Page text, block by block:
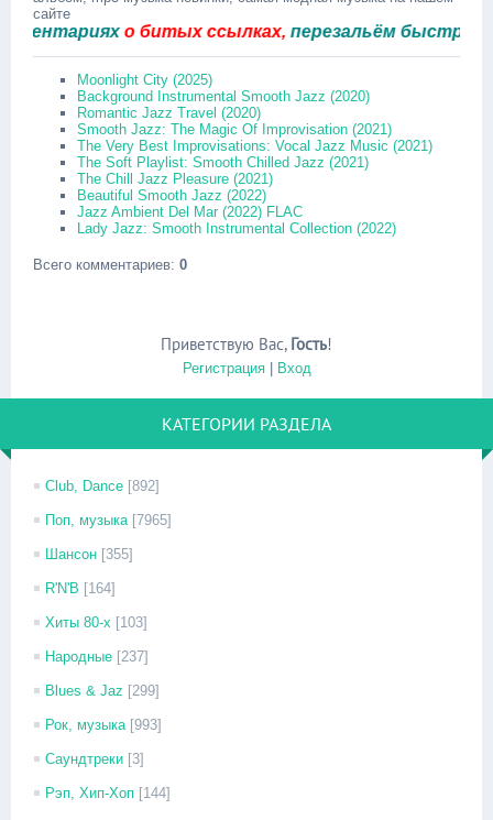
сайте
о битых ссылках,перезальём быстро.
Moonlight City (2025)
Background Instrumental Smooth Jazz (2020)
Romantic Jazz Travel (2020)
Smooth Jazz: The Magic Of Improvisation (2021)
The Very Best Improvisations: Vocal Jazz Music (2021)
The Soft Playlist: Smooth Chilled Jazz (2021)
The Chill Jazz Pleasure (2021)
Beautiful Smooth Jazz (2022)
Jazz Ambient Del Mar (2022) FLAC
Lady Jazz: Smooth Instrumental Collection (2022)
Всего комментариев: 0
Приветствую Вас, Гость!
Регистрация| Вход
КАТЕГОРИИ РАЗДЕЛА
Club, Dance [892]
Поп, музыка [7965]
Шансон [355]
R'N'B [164]
Хиты 80-х [103]
Народные [237]
Blues & Jaz [299]
Рок, музыка [993]
Саундтреки [3]
Рэп, Хип-Хоп [144]